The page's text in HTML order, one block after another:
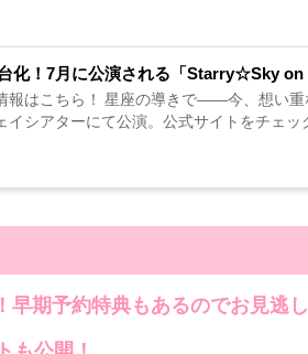
化！7月に公演される「Starry☆Sky on
報はこちら！ 星座の導きで――今、想い
イシアターにて公演。公式サイトをチェ
期予約特典もあるのでお見逃し